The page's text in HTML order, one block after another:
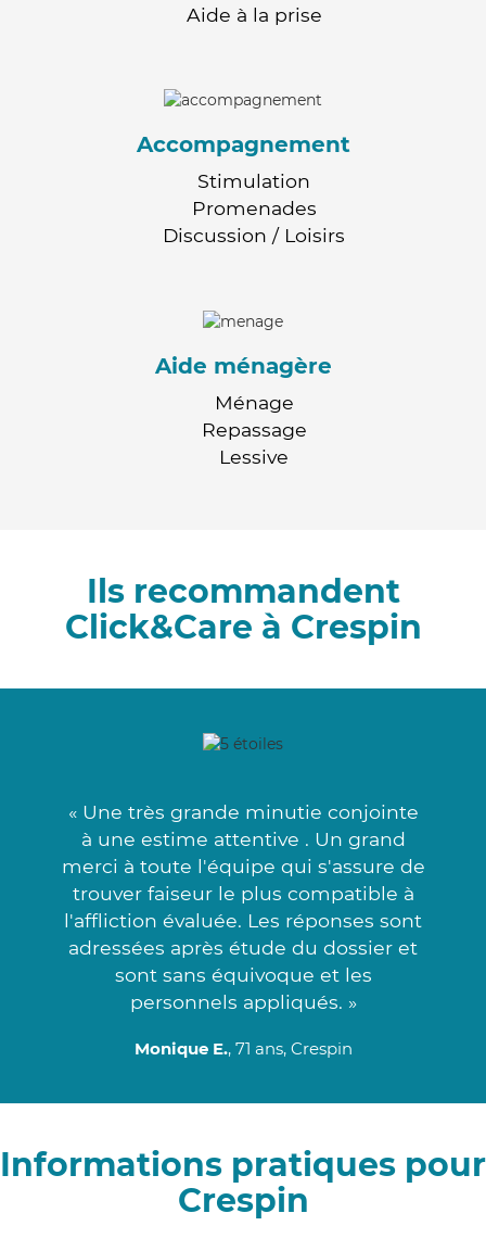
Aide à la prise
Accompagnement
Stimulation
Promenades
Discussion / Loisirs
Aide ménagère
Ménage
Repassage
Lessive
Ils recommandent
Click&Care à Crespin
« Une très grande minutie conjointe
à une estime attentive . Un grand
merci à toute l'équipe qui s'assure de
trouver faiseur le plus compatible à
l'affliction évaluée. Les réponses sont
adressées après étude du dossier et
sont sans équivoque et les
personnels appliqués. »
Monique E., 71 ans, Crespin
Informations pratiques pour
Crespin